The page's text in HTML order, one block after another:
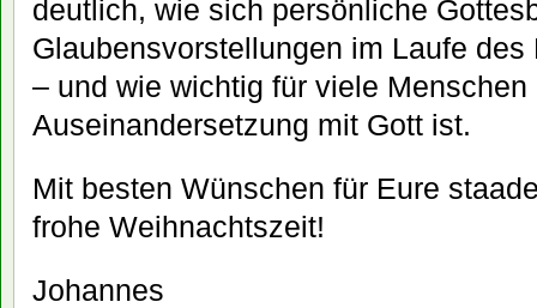
deutlich, wie sich persönliche
Glaubensvorstellungen im Laufe
– und wie wichtig für viele
Auseinandersetzung mit Gott ist.
Mit besten Wünschen für Eure
frohe Weihnachtszeit!
Johannes